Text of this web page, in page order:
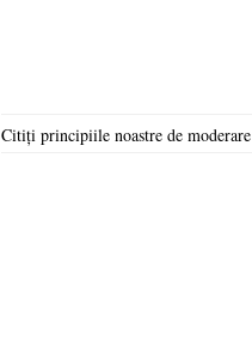
Citiți principiile noastre de moderare